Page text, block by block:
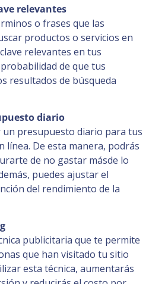
relevantes
o frases que las
productos o servicios en
relevantes en tus
de que tus
resultados de búsqueda
diario
presupuesto diario para tus
línea. De esta manera, podrás
de no gastar másde lo
puedes ajustar el
del rendimiento de la
publicitaria que te permite
que han visitado tu sitio
esta técnica, aumentarás